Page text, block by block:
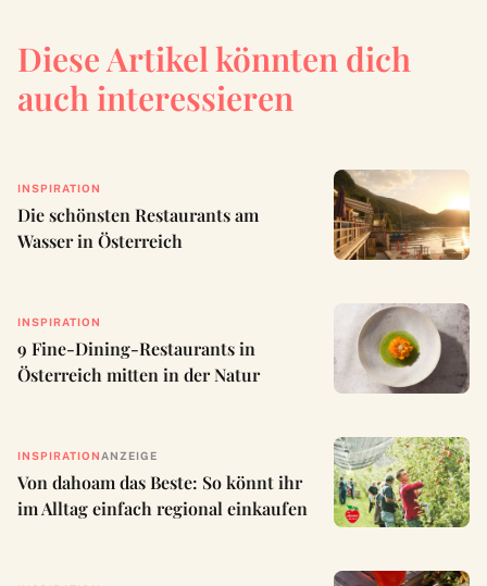
Diese Artikel könnten dich
auch interessieren
INSPIRATION
Die schönsten Restaurants am
Wasser in Österreich
INSPIRATION
9 Fine-Dining-Restaurants in
Österreich mitten in der Natur
INSPIRATION ANZEIGE
Von dahoam das Beste: So könnt ihr
im Alltag einfach regional einkaufen